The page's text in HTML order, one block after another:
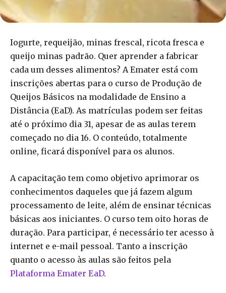
Iogurte, requeijão, minas frescal, ricota fresca e
queijo minas padrão. Quer aprender a fabricar
cada um desses alimentos? A Emater está com
inscrições abertas para o curso de Produção de
Queijos Básicos na modalidade de Ensino a
Distância (EaD). As matrículas podem ser feitas
até o próximo dia 31, apesar de as aulas terem
começado no dia 16. O conteúdo, totalmente
online, ficará disponível para os alunos.
A capacitação tem como objetivo aprimorar os
conhecimentos daqueles que já fazem algum
processamento de leite, além de ensinar técnicas
básicas aos iniciantes. O curso tem oito horas de
duração. Para participar, é necessário ter acesso à
internet e e-mail pessoal. Tanto a inscrição
quanto o acesso às aulas são feitos pela
Plataforma Emater EaD.